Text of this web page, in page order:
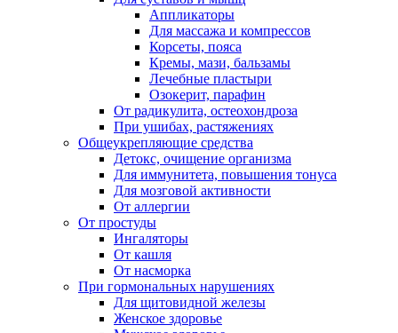
Аппликаторы
Для массажа и компрессов
Корсеты, пояса
Кремы, мази, бальзамы
Лечебные пластыри
Озокерит, парафин
От радикулита, остеохондроза
При ушибах, растяжениях
Общеукрепляющие средства
Детокс, очищение организма
Для иммунитета, повышения тонуса
Для мозговой активности
От аллергии
От простуды
Ингаляторы
От кашля
От насморка
При гормональных нарушениях
Для щитовидной железы
Женское здоровье